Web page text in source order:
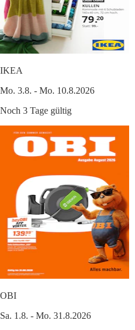
IKEA
Mo. 3.8. - Mo. 10.8.2026
Noch 3 Tage gültig
OBI
Sa. 1.8. - Mo. 31.8.2026